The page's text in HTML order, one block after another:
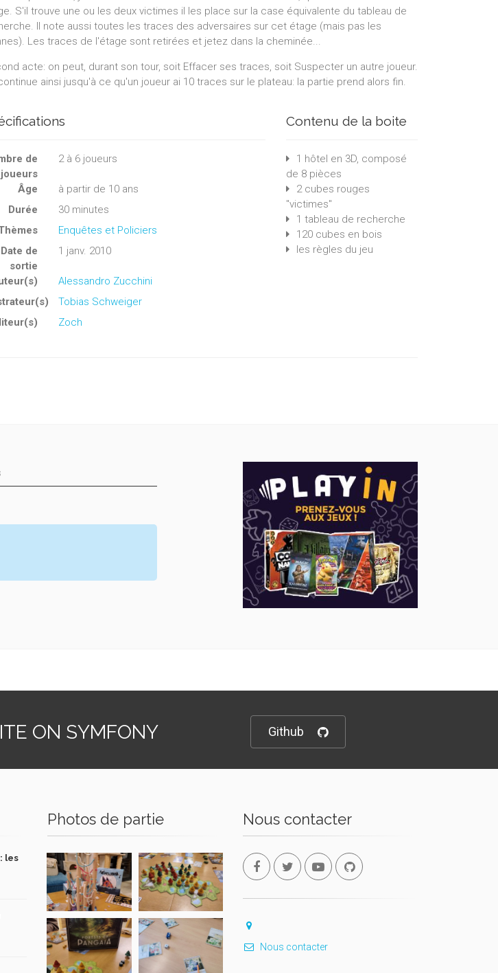
S'il trouve une ou les deux victimes il les place sur la case équivalente du tableau de
Il note aussi toutes les traces des adversaires sur cet étage (mais pas les
Les traces de l'étage sont retirées et jetez dans la cheminée...
acte: on peut, durant son tour, soit Effacer ses traces, soit Suspecter un autre joueur.
ainsi jusqu'à ce qu'un joueur ai 10 traces sur le plateau: la partie prend alors fin.
de
joueurs
2à 6joueurs
Âge
à partir de 10 ans
Durée
30 minutes
Enquêtes et Policiers
Date de
sortie
1 janv. 2010
Alessandro Zucchini
Tobias Schweiger
Zoch
Contenu de la boite
1 hôtel en 3D, composé
de 8 pièces
2 cubes rouges
"victimes"
1 tableau de recherche
120 cubes en bois
les règles du jeu
ON SYMFONY Github
les
Photos de partie Nous contacter
Nous contacter